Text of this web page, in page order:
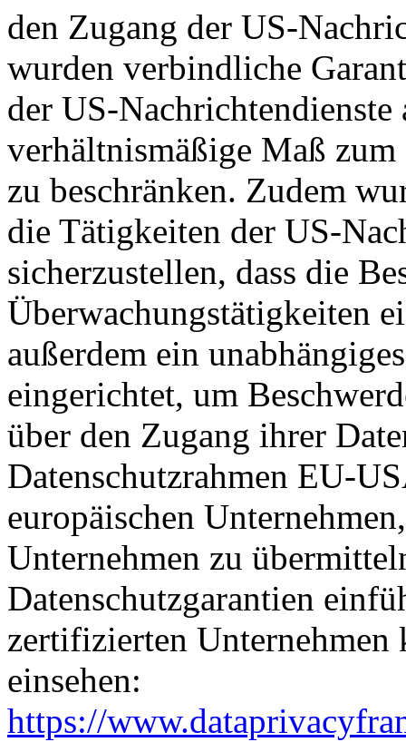
den Zugang der US-
wurden verbindliche
der US-
verhältnismäßige Maß
zu beschränken. Zudem
die Tätigkeiten der US-
sicherzustellen, dass die
Überwachungstätigkeiten
außerdem ein
eingerichtet, um
über den Zugang ihrer
Datenschutzrahmen EU-
europäischen
Unternehmen zu
Datenschutzgarantien
zertifizierten
einsehen:
https://